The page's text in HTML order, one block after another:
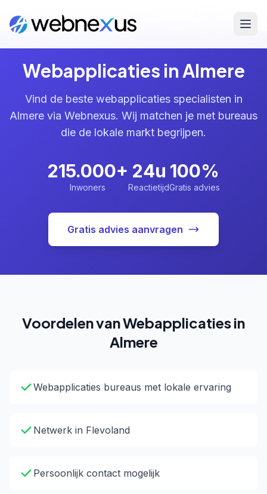
Home Diensten Webapplicaties
Webapplicaties in Almere
Vind de beste webapplicaties specialisten in
Almere via Webnexus. Wij matchen je met bureaus
die de lokale markt begrijpen.
215.000+
Inwoners
24u
Reactietijd
100%
Gratis advies
Gratis advies aanvragen
Voordelen van Webapplicaties in
Almere
Webapplicaties bureaus met lokale ervaring
Netwerk in Flevoland
Persoonlijk contact mogelijk